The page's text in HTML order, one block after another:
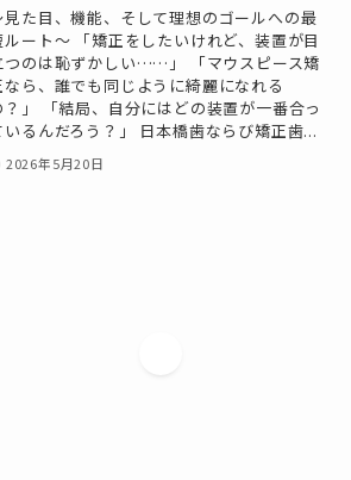
見た目、機能、そして理想のゴールへの最
ルート〜 「矯正をしたいけれど、装置が目
つのは恥ずかしい……」 「マウスピース矯
なら、誰でも同じように綺麗になれる
？」 「結局、自分にはどの装置が一番合っ
いるんだろう？」 日本橋歯ならび矯正歯...
2026年5月20日